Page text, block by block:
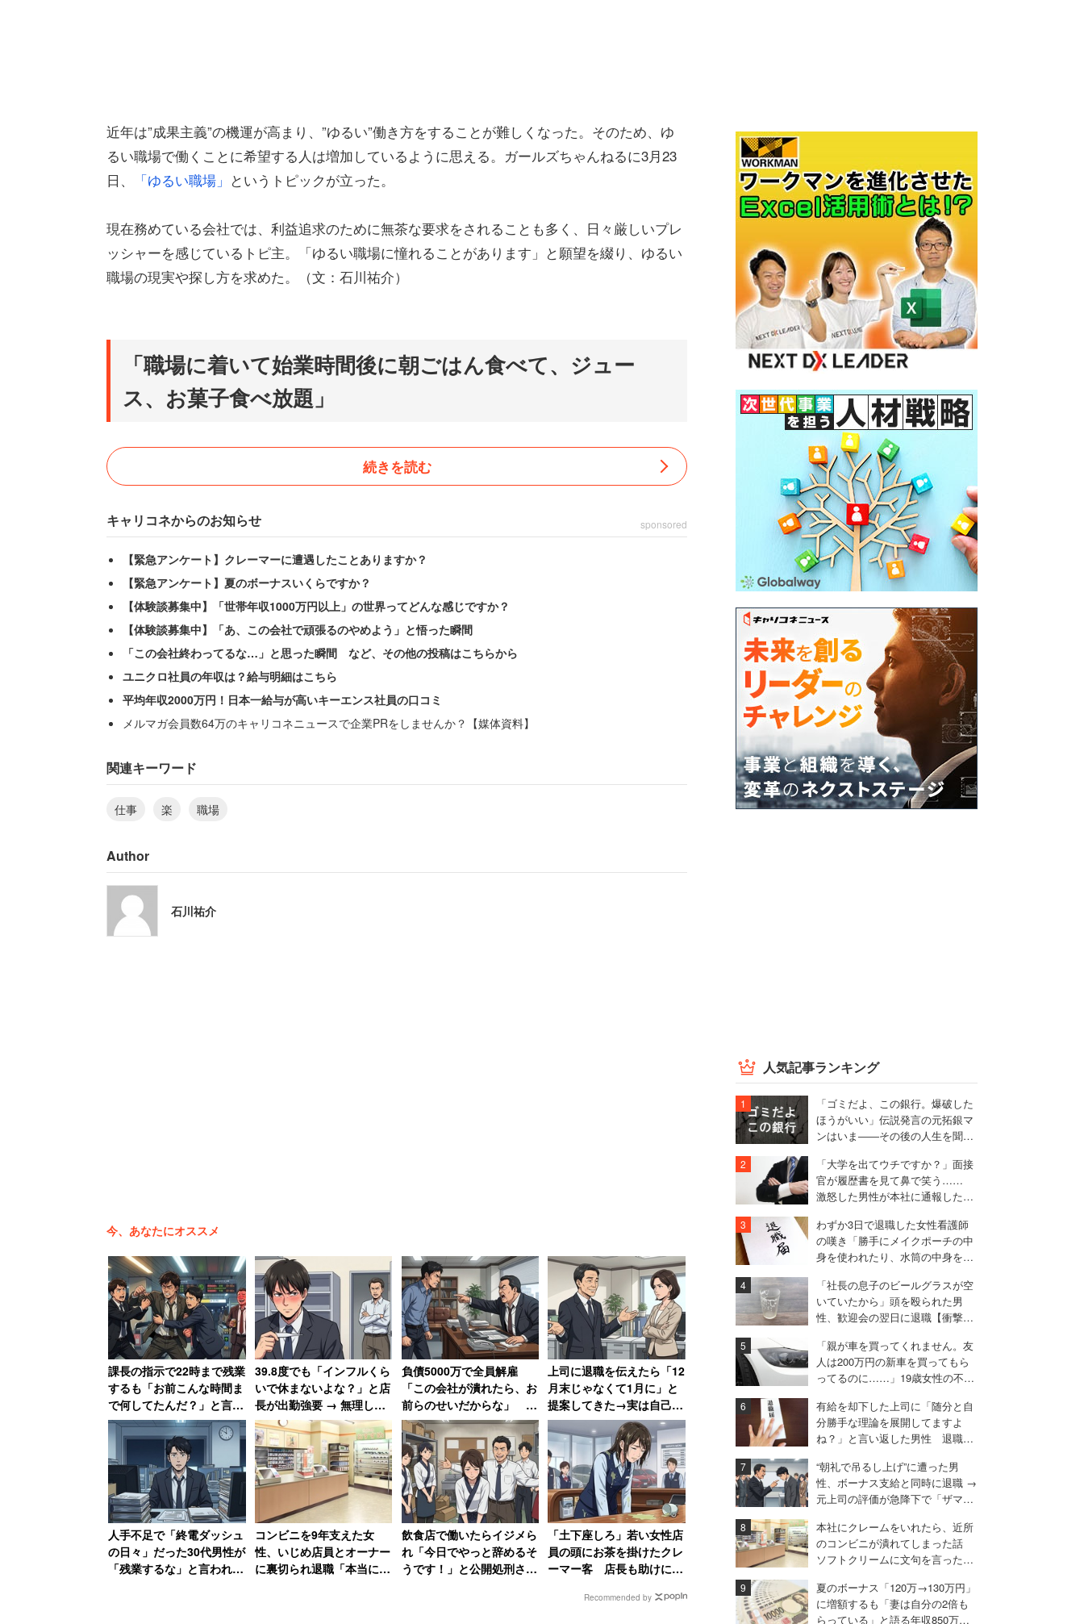
近年は”成果主義”の機運が高まり、”ゆるい”働き方をすることが難しくなった。そのため、ゆ
るい職場で働くことに希望する人は増加しているように思える。ガールズちゃんねるに3月23
日、
「ゆるい職場」 というトピックが立った。
現在務めている会社では、利益追求のために無茶な要求をされることも多く、日々厳しいプレ
ッシャーを感じているトピ主。「ゆるい職場に憧れることがあります」と願望を綴り、ゆるい
職場の現実や探し方を求めた。（文：石川祐介）
「職場に着いて始業時間後に朝ごはん食べて、ジュー
ス、お菓子食べ放題」
「仕事も人間関係もあらゆることがゆるかった、業務以外もゆるくて猫何匹も拾
「職場に着いて始業時間後に朝ごはん食べて、ジュース、お菓子食べ放題。休憩
男性は残業、女性は定時
一方、ゆるい職場のネガティブな情報も相次いだ。
「ゆるい職場でしか働いたことがない人らは仕事サボるし、めんどくさいこと丸
投げしてくるし、『なにこいつら？』と思って辞めた」
ゆるい故に仕事ができない人ばかりが職場に残り、不公平感や不満を抱きやすく、バリバリ働
きたい人には向いていない職場と言えそうだ。
さらには「ゆるすぎて有給がありませんでした。勤めて7年経ってやっと就業規則が整備され
続きを読む
キャリコネからのお知らせ sponsored
【緊急アンケート】クレーマーに遭遇したことありますか？
【緊急アンケート】夏のボーナスいくらですか？
【体験談募集中】「世帯年収1000万円以上」の世界ってどんな感じですか？
【体験談募集中】「あ、この会社で頑張るのやめよう」と悟った瞬間
「この会社終わってるな…」と思った瞬間 など、その他の投稿はこちらから
ユニクロ社員の年収は？給与明細はこちら
平均年収2000万円！日本一給与が高いキーエンス社員の口コミ
メルマガ会員数64万のキャリコネニュースで企業PRをしませんか？【媒体資料】
関連キーワード
仕事 楽 職場
Author
石川祐介
今、あなたにオススメ
課長の指示で22時まで残業
するも「お前こんな時間ま
で何してたんだ？」と言わ
れ激怒 「課長を殴ろうと
しました」と語る男性の結
末
39.8度でも「インフルくら
いで休まないよな？」と店
長が出勤強要 → 無理して
売上一番になると「ずっと
インフルでいいんじゃない
か？」と言われて激怒した
男性
負債5000万で全員解雇
「この会社が潰れたら、お
前らのせいだからな」 社
長の責任転嫁に絶句【前
編】
上司に退職を伝えたら「12
月末じゃなくて1月に」と
提案してきた→実は自己保
身の工作、「セクハラ体質
の上に卑怯者」と振り返る
女性
人手不足で「終電ダッシュ
の日々」だった30代男性が
「残業するな」と言われた
コンビニを9年支えた女
性、いじめ店員とオーナー
に裏切られ退職「本当にむ
飲食店で働いたらイジメら
れ「今日でやっと辞めるそ
うです！」と公開処刑され
「土下座しろ」若い女性店
員の頭にお茶を掛けたクレ
ーマー客 店長も助けに入
社辞めてやる」
Recommended by
人気記事ランキング
「ゴミだよ、この銀行。爆破した
ほうがいい」伝説発言の元拓銀マ
ンはいま――その後の人生を聞い
「大学を出てウチですか？」面接
官が履歴書を見て鼻で笑う……
激怒した男性が本社に通報した結
わずか3日で退職した女性看護師
の嘆き「勝手にメイクポーチの中
身を使われたり、水筒の中身を捨
「社長の息子のビールグラスが空
いていたから」頭を殴られた男
性、歓迎会の翌日に退職【衝撃エ
「親が車を買ってくれません。友
人は200万円の新車を買ってもら
ってるのに……」19歳女性の不満
有給を却下した上司に「随分と自
分勝手な理論を展開してますよ
ね？」と言い返した男性 退職届
“朝礼で吊るし上げ”に遭った男
性、ボーナス支給と同時に退職 →
元上司の評価が急降下で「ザマア
本社にクレームをいれたら、近所
のコンビニが潰れてしまった話
ソフトクリームに文句を言ったと
夏のボーナス「120万→130万円」
に増額するも「妻は自分の2倍も
らっている」と語る年収850万円